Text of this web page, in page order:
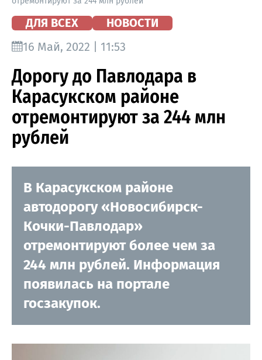
ДЛЯ ВСЕХ
НОВОСТИ
16 Май, 2022 | 11:53
Дорогу до Павлодара в
Карасукском районе
отремонтируют за 244 млн
рублей
В Карасукском районе
автодорогу «Новосибирск-
Кочки-Павлодар»
отремонтируют более чем за
244 млн рублей. Информация
появилась на портале
госзакупок.